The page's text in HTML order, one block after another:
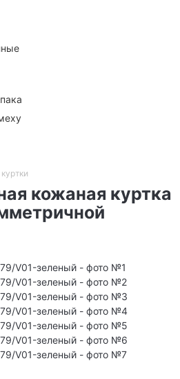
кожаная куртка